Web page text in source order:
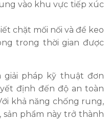
vào khu vực tiếp xúc
chặt mối nối và để keo
trong thời gian được
giải pháp kỹ thuật đơn
định đến độ an toàn
khả năng chống rung,
sản phẩm này trở thành